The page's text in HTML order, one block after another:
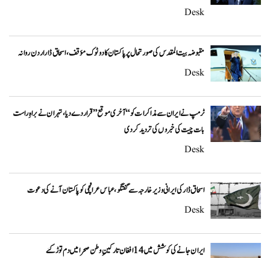
Desk
مقبوضہ بیت المقدس کی صورتحال پر پاکستان کا دوٹوک مؤقف، اسحاق ڈار اردن روانہ
Desk
ٹرمپ نے ایران سے مذاکرات کو “آخری موقع” قرار دے دیا، تہران نے براہِ راست
بات چیت کی خبروں کی تردید کر دی
Desk
اسحاق ڈار کی ایرانی وزیر خارجہ سے گفتگو، عباس عراقچی کو پاکستان آنے کی دعوت
Desk
ایران جانے کی کوشش میں 14 افغان تارکینِ وطن صحرا میں دم توڑ گئے